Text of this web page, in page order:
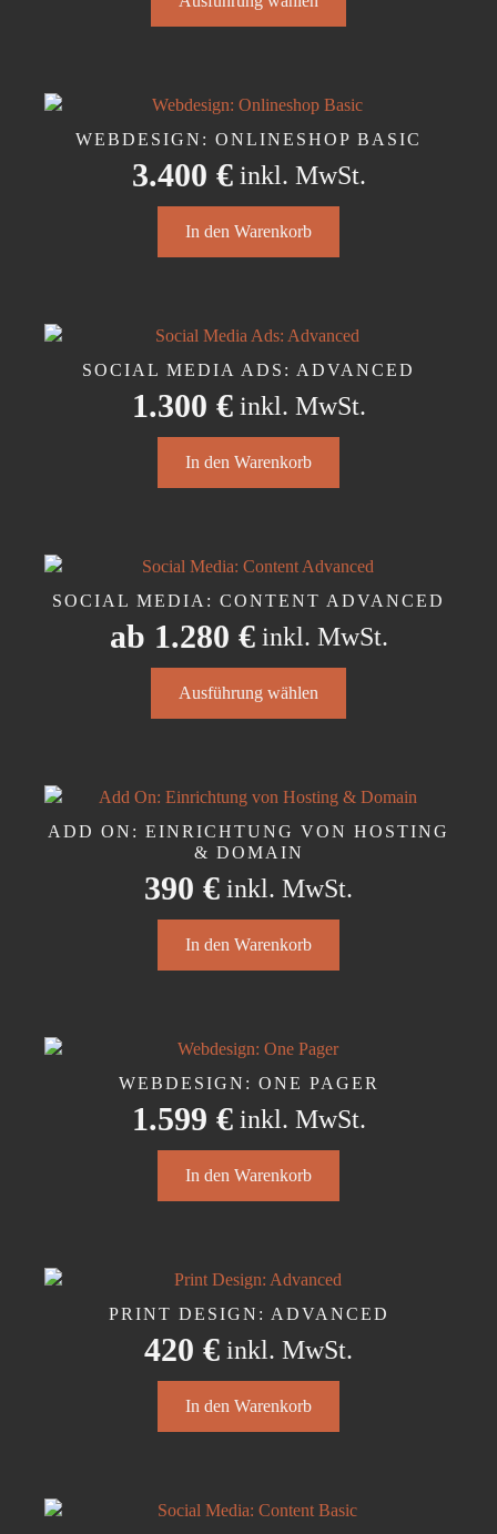
Produktseite
Produkt
auf.
Die
können
auf
Produktseite
WEBDESIGN: ONLINESHOP BASIC
3.400 € inkl. MwSt.
In den Warenkorb
SOCIAL MEDIA ADS: ADVANCED
1.300 € inkl. MwSt.
In den Warenkorb
SOCIAL MEDIA: CONTENT ADVANCED
ab 1.280 € inkl. MwSt.
Ausführung wählen
Produkt
auf.
Die
Optionen
können
auf
der
Produktseite
gewählt
ADD ON: EINRICHTUNG VON HOSTING
& DOMAIN
390 € inkl. MwSt.
In den Warenkorb
WEBDESIGN: ONE PAGER
1.599 € inkl. MwSt.
In den Warenkorb
PRINT DESIGN: ADVANCED
420 € inkl. MwSt.
In den Warenkorb